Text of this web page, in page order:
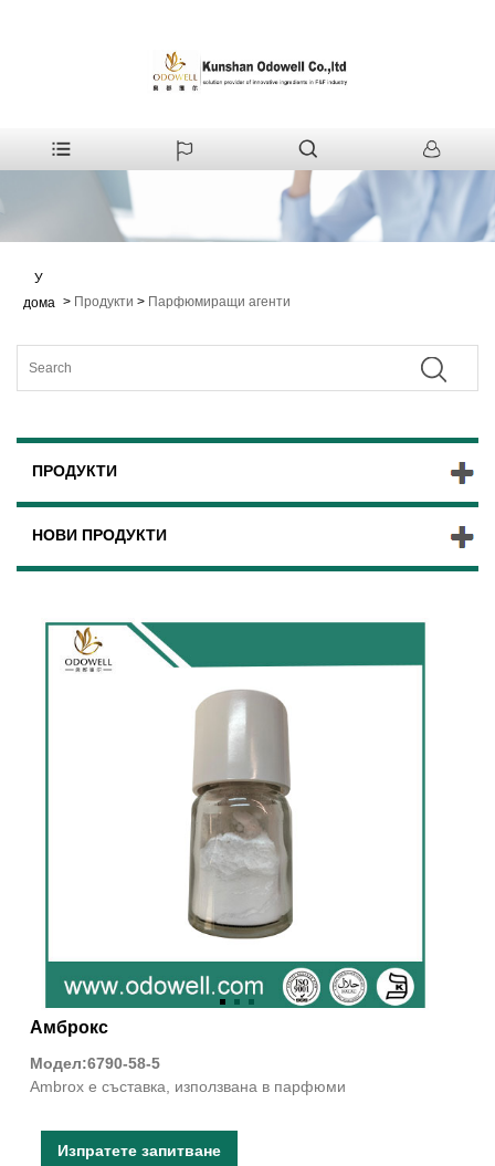
У
дома > Продукти > Парфюмиращи агенти
ПРОДУКТИ
НОВИ ПРОДУКТИ
Амброкс
Модел:6790-58-5
Ambrox е съставка, използвана в парфюми
Изпратете запитване